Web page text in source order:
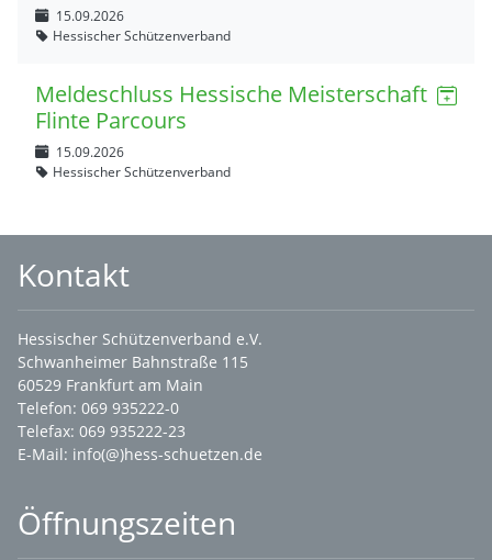
15.09.2026
Hessischer Schützenverband
Meldeschluss Hessische Meisterschaft
Flinte Parcours
15.09.2026
Hessischer Schützenverband
Kontakt
Hessischer Schützenverband e.V.
Schwanheimer Bahnstraße 115
60529 Frankfurt am Main
Telefon: 069 935222-0
Telefax: 069 935222-23
E-Mail: info(@)hess-schuetzen.de
Öffnungszeiten